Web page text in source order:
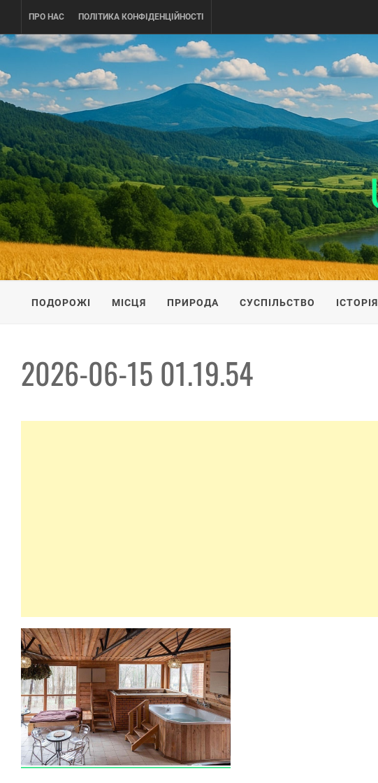
content
ПРО НАС ПОЛІТИКА КОНФІДЕНЦІЙНОСТІ
UKRAINE-IS
ПОДОРОЖI ПО УКРАЇНІ
ПОДОРОЖІ МІСЦЯ ПРИРОДА СУСПІЛЬСТВО ІСТОРІЯ
2026-06-15 01.19.54